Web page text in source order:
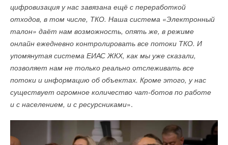
цифровизация у нас завязана ещё с переработкой
отходов, в том числе, ТКО. Наша система «Электронный
талон» даёт нам возможность, опять же, в режиме
онлайн ежедневно контролировать все потоки ТКО. И
упомянутая система ЕИАС ЖКХ, как мы уже сказали,
позволяет нам не только реально отслеживать все
потоки и информацию об объектах. Кроме этого, у нас
существует огромное количество чат-ботов по работе
и с населением, и с ресурсниками».
Оператор мероприятия ООО «Клуб Урбаниус» — первый
бизнес-клуб, объединяющий собственников и топ-
менеджеров индустрии строительства, развития
и цифровизации городов.
Добавить комментарий
Ваше имя *